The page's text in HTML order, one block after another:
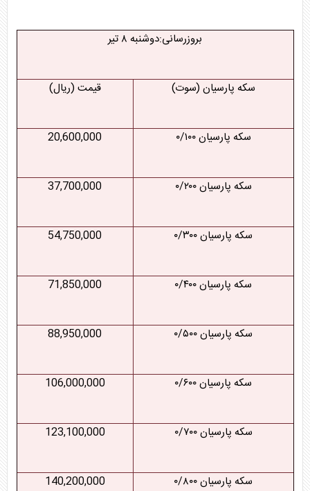
بروزرسانی:دوشنبه ۸ تیر
سکه پارسیان (سوت) قیمت (ریال)
سکه پارسیان ۰/۱۰۰ 20,600,000
سکه پارسیان ۰/۲۰۰ 37,700,000
سکه پارسیان ۰/۳۰۰ 54,750,000
سکه پارسیان ۰/۴۰۰ 71,850,000
سکه پارسیان ۰/۵۰۰ 88,950,000
سکه پارسیان ۰/۶۰۰ 106,000,000
سکه پارسیان ۰/۷۰۰ 123,100,000
سکه پارسیان ۰/۸۰۰ 140,200,000